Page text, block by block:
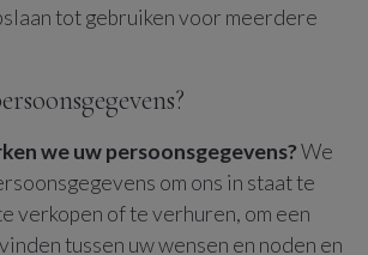
tot gebruiken voor meerdere
we uw persoonsgegevens?We
om ons in staat te
verkopen of te verhuren, om een
tussen uw wensen en noden en